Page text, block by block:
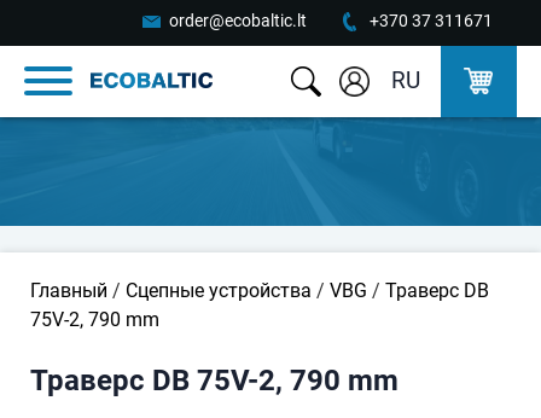
order@ecobaltic.lt +370 37 311671
RU
Главный / Сцепные устройства / VBG / Траверс DB
75V-2, 790 mm
Траверс DB 75V-2, 790 mm